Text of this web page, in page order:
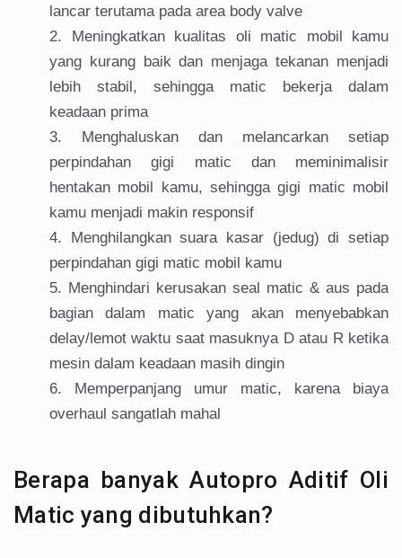
lancar terutama pada area body valve
Meningkatkan kualitas oli matic mobil kamu
yang kurang baik dan menjaga tekanan menjadi
lebih stabil, sehingga matic bekerja dalam
keadaan prima
Menghaluskan dan melancarkan setiap
perpindahan gigi matic dan meminimalisir
hentakan mobil kamu, sehingga gigi matic mobil
kamu menjadi makin responsif
Menghilangkan suara kasar (jedug) di setiap
perpindahan gigi matic mobil kamu
Menghindari kerusakan seal matic & aus pada
bagian dalam matic yang akan menyebabkan
delay/lemot waktu saat masuknya D atau R ketika
mesin dalam keadaan masih dingin
Memperpanjang umur matic, karena biaya
overhaul sangatlah mahal
Berapa banyak Autopro Aditif Oli
Matic yang dibutuhkan?